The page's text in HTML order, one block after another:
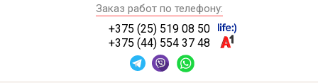
Заказ работ по телефону:
+375 (25) 519 08 50
+375 (44) 554 37 48